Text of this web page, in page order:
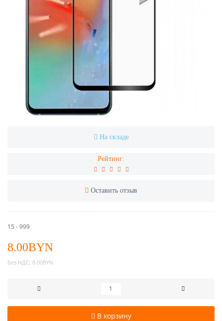
На складе
Рейтинг:
Оставить отзыв
15 - 999
8.00BYN
Без НДС: 8.00BYN
В корзину